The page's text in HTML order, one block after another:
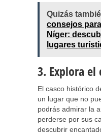
Quizás
consejos
Níger:
lugares
3. Explora el
El casco histórico
un lugar que no
podrás admirar la
perderse por sus
descubrir